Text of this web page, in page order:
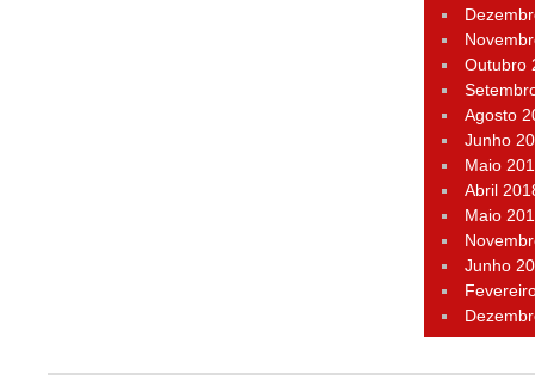
Outubro
Agosto
Junho
Maio
Abril
Maio
Junho